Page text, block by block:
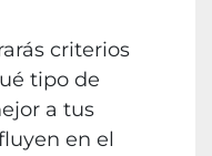
criterios
tipo de
a tus
en el